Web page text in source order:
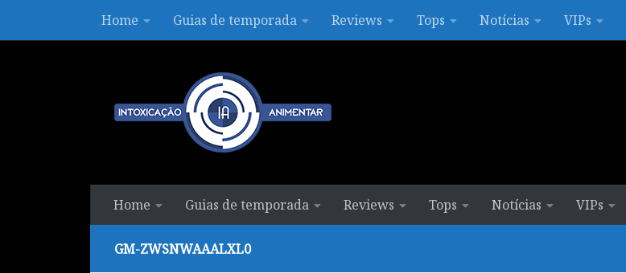
Skip to contentHome Guias de temporada Reviews Tops Notícias VIPs
Home Guias de temporada Reviews Tops Notícias VIPs
GM-ZWSNWAAALXL0